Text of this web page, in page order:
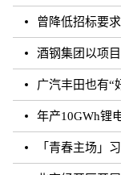
曾降低招标要
酒钢集团以项
广汽丰田也有“
年产10GWh锂
「青春主场」